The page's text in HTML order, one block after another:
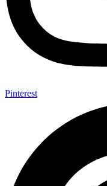
Pinterest